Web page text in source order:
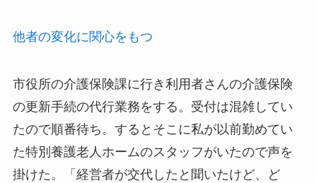
他者の変化に関心をもつ
市役所の介護保険課に行き利用者さんの介護保険
の更新手続の代行業務をする。受付は混雑してい
たので順番待ち。 するとそこに私が以前勤めてい
た特別養護老人ホームのスタッフがいたので声を
掛けた。
「経営者が交代したと聞いたけど、ど